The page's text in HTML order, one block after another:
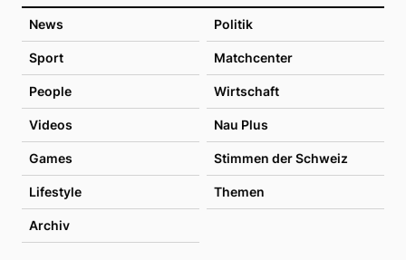
News Politik
Sport Matchcenter
People Wirtschaft
Videos Nau Plus
Games Stimmen der Schweiz
Lifestyle Themen
Archiv